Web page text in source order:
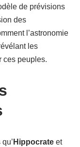
de prévisions
des
l’astronomie
les
ces peuples.
Hippocrate et